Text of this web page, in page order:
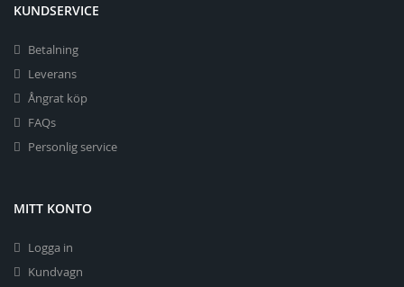
KUNDSERVICE
Betalning
Leverans
Ångrat köp
FAQs
Personlig service
MITT KONTO
Logga in
Kundvagn